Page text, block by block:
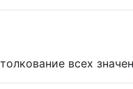
всех